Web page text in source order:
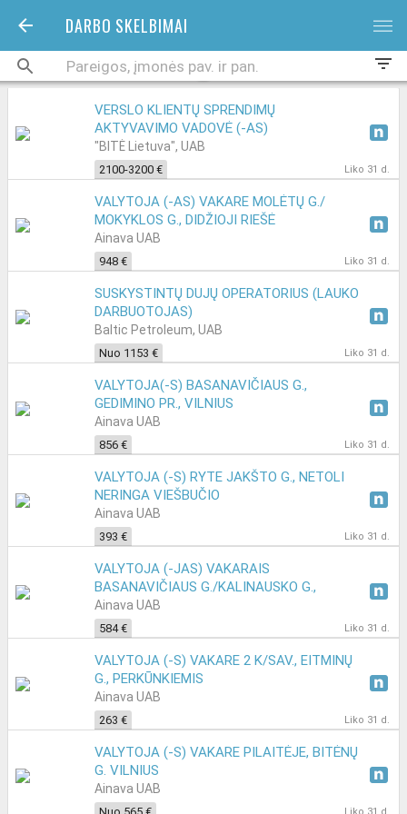
DARBO SKELBIMAI bars
filter_list
VERSLO KLIENTŲ SPRENDIMŲ
AKTYVAVIMO VADOVĖ (-AS)
"BITĖ Lietuva", UAB
2100-3200 € Liko 31 d.
VALYTOJA (-AS) VAKARE MOLĖTŲ G./
MOKYKLOS G., DIDŽIOJI RIEŠĖ
Ainava UAB
948 € Liko 31 d.
SUSKYSTINTŲ DUJŲ OPERATORIUS (LAUKO
DARBUOTOJAS)
Baltic Petroleum, UAB
Nuo 1153 € Liko 31 d.
VALYTOJA(-S) BASANAVIČIAUS G.,
GEDIMINO PR., VILNIUS
Ainava UAB
856 € Liko 31 d.
VALYTOJA (-S) RYTE JAKŠTO G., NETOLI
NERINGA VIEŠBUČIO
Ainava UAB
393 € Liko 31 d.
VALYTOJA (-JAS) VAKARAIS
BASANAVIČIAUS G./KALINAUSKO G.,
VILNIUJE
Ainava UAB
584 € Liko 31 d.
VALYTOJA (-S) VAKARE 2 K/SAV., EITMINŲ
G., PERKŪNKIEMIS
Ainava UAB
263 € Liko 31 d.
VALYTOJA (-S) VAKARE PILAITĖJE, BITĖNŲ
G. VILNIUS
Ainava UAB